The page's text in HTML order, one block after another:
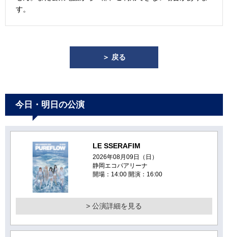
す。
＞ 戻る
今日・明日の公演
LE SSERAFIM
2026年08月09日（日）
静岡エコパアリーナ
開場：14:00 開演：16:00
> 公演詳細を見る